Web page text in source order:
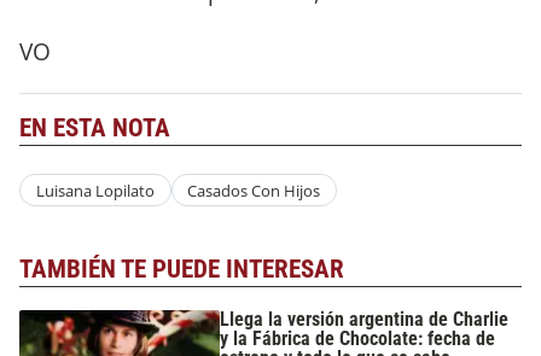
VO
EN ESTA NOTA
Luisana Lopilato Casados Con Hijos
TAMBIÉN TE PUEDE INTERESAR
Llega la versión argentina de Charlie
y la Fábrica de Chocolate: fecha de